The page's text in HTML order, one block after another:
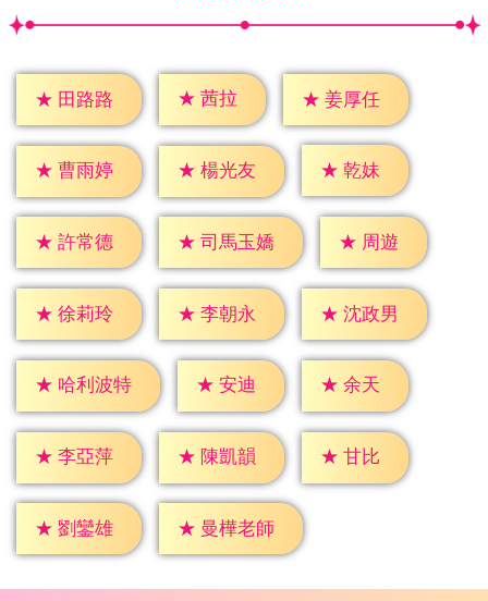
★ 田路路 ★ 茜拉 ★ 姜厚任
★ 曹雨婷 ★ 楊光友 ★ 乾妹
★ 許常德 ★ 司馬玉嬌 ★ 周遊
★ 徐莉玲 ★ 李朝永 ★ 沈政男
★ 哈利波特 ★ 安迪 ★ 余天
★ 李亞萍 ★ 陳凱韻 ★ 甘比
★ 劉鑾雄 ★ 曼樺老師